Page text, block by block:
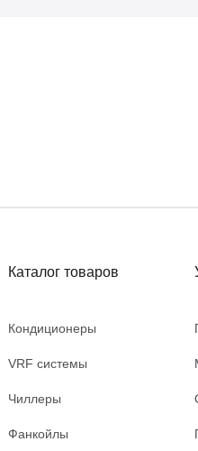
Каталог товаров
Кондиционеры
VRF системы
Чиллеры
Фанкойлы